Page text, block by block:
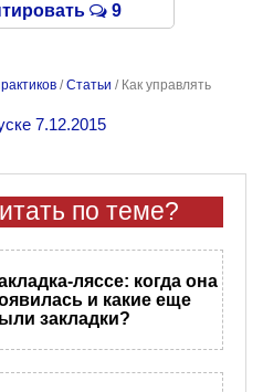
9
/Статьи / Как управлять
7.12.2015
по теме?
ляссе: когда она
и какие еще
закладки?